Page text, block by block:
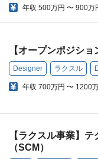
年収 500万円 〜 900万
【オープンポジシ
Designer ラクスル
年収 700万円 〜 1200
【ラクスル事業】
（SCM）